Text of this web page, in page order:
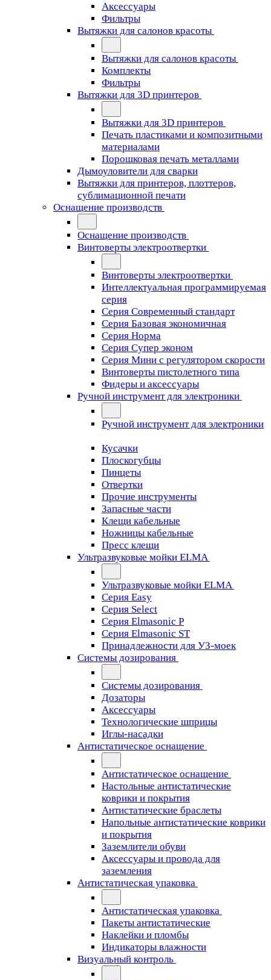
Аксессуары
Фильтры
Вытяжки для салонов красоты
Вытяжки для салонов красоты
Комплекты
Фильтры
Вытяжки для 3D принтеров
Вытяжки для 3D принтеров
Печать пластиками и композитными
материалами
Порошковая печать металлами
Дымоуловители для сварки
Вытяжки для принтеров, плоттеров,
сублимационной печати
Оснащение производств
Оснащение производств
Винтоверты электроотвертки
Винтоверты электроотвертки
Интеллектуальная программируемая
серия
Серия Современный стандарт
Серия Базовая экономичная
Серия Норма
Серия Cупер эконом
Серия Мини с регулятором скорости
Винтоверты пистолетного типа
Фидеры и аксессуары
Ручной инструмент для электроники
Ручной инструмент для электроники
Кусачки
Плоскогубцы
Пинцеты
Отвертки
Прочие инструменты
Запасные части
Клещи кабельные
Ножницы кабельные
Пресс клещи
Ультразвуковые мойки ELMA
Ультразвуковые мойки ELMA
Серия Easy
Серия Select
Серия Elmasonic P
Серия Elmasonic ST
Принадлежности для УЗ-моек
Системы дозирования
Системы дозирования
Дозаторы
Аксессуары
Технологические шприцы
Иглы-насадки
Антистатическое оснащение
Антистатическое оснащение
Настольные антистатические
коврики и покрытия
Антистатические браслеты
Напольные антистатические коврики
и покрытия
Заземлители обуви
Аксессуары и провода для
заземления
Антистатическая упаковка
Антистатическая упаковка
Пакеты антистатические
Наклейки и пломбы
Индикаторы влажности
Визуальный контроль